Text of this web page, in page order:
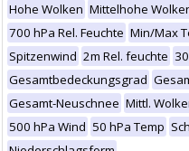
Hohe Wolken Mittelhohe
700 hPa Rel. Feuchte Min/Max
Spitzenwind 2m Rel. feuchte
Gesamtbedeckungsgrad
Gesamt-Neuschnee Mittl.
500 hPa Wind 50 hPa Temp